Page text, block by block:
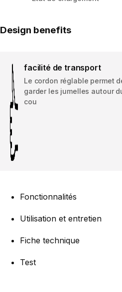
Design benefits
facilité de transport
Le cordon réglable permet
garder les jumelles autour
cou
Fonctionnalités
Utilisation et entretien
Fiche technique
Test